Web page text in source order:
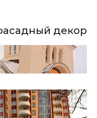
декор